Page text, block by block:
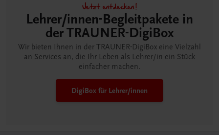
Jetzt entdecken!
Lehrer/innen-Begleitpakete in
der TRAUNER-DigiBox
Wir bieten Ihnen in der TRAUNER-DigiBox eine Vielzahl
an Services an, die Ihr Leben als Lehrer/in ein Stück
einfacher machen.
DigiBox für Lehrer/innen